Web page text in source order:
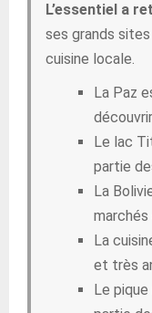
L’essentiel a
ses grands
cuisine locale.
La Paz
Le lac
partie
La
La
et très
Le